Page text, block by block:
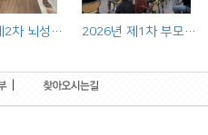
2026년 제2차 뇌성마비장애인 전문기관 연합사례회의 실시 2026년 제1차 부모교육프로그램 실시
|